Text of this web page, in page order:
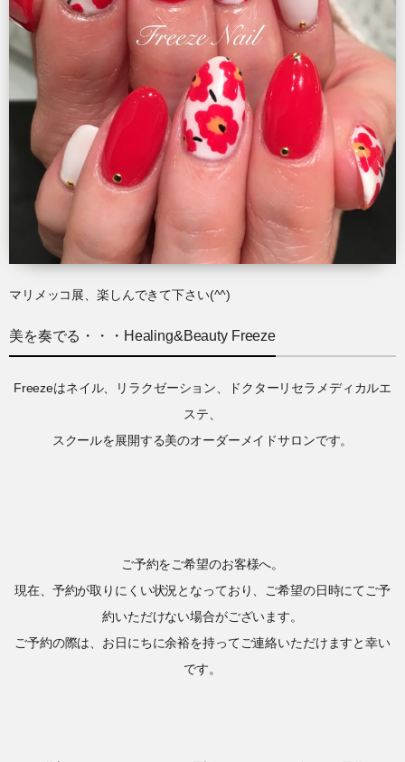
マリメッコ展、楽しんできて下さい(^^)
美を奏でる・・・Healing&Beauty Freeze
Freezeはネイル、リラクゼーション、ドクターリセラメディカルエ
ステ、
スクールを展開する美のオーダーメイドサロンです。
ご予約をご希望のお客様へ。
現在、予約が取りにくい状況となっており、ご希望の日時にてご予
約いただけない場合がございます。
ご予約の際は、お日にちに余裕を持ってご連絡いただけますと幸い
です。